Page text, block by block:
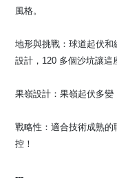
風格。
地形與挑戰：球道起伏
設計，120 多個沙坑讓這
果嶺設計：果嶺起伏多變
戰略性：適合技術成熟
控！
---